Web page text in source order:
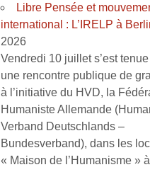
Libre Pensée et
international : L’IRELP à
2026
Vendredi 10 juillet s’est
une rencontre publique de
à l’initiative du HVD, la
Humaniste Allemande
Verband Deutschlands –
Bundesverband), dans les
« Maison de l’Humanisme »